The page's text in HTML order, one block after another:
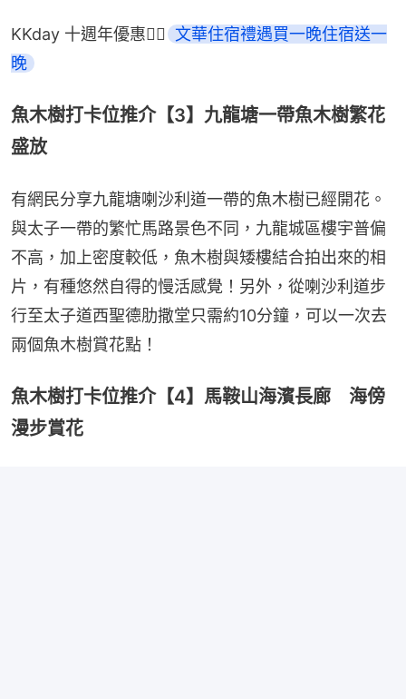
KKday 十週年優惠👉🏻
文華住宿禮遇買一晚住宿送一
晚
魚木樹打卡位推介【3】九龍塘一帶魚木樹繁花
盛放
有網民分享九龍塘喇沙利道一帶的魚木樹已經開花。
與太子一帶的繁忙馬路景色不同，九龍城區樓宇普偏
不高，加上密度較低，魚木樹與矮樓結合拍出來的相
片，有種悠然自得的慢活感覺！另外，從喇沙利道步
行至太子道西聖德肋撒堂只需約10分鐘，可以一次去
兩個魚木樹賞花點！
魚木樹打卡位推介【4】馬鞍山海濱長廊 海傍
漫步賞花